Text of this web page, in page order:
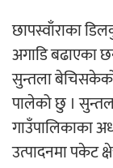
छापस्वाँराका
अगाडि बढाएका
सुन्तला
पालेको छु ।
गाउँपालिकाका
उत्पादनमा पकेट